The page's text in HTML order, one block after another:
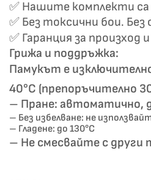
✅ Нашите комплекти
✅ Без токсични бои.
✅ Гаранция за
Грижа и поддръжка:
Памукът е
40°C (препоръчително
– Пране: автоматично,
– Без избелване: не
– Гладене: до 130°C
– Не смесвайте с други